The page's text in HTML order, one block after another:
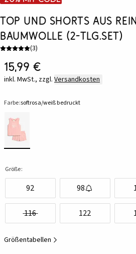
Top und Shorts aus
Baumwolle (2-tlg.Set)
(3)
15,99 €
inkl. MwSt., zzgl. Versandkosten
Farbe:softrosa/weiß bedruckt
Größe:
92 98
116 122
Größentabellen